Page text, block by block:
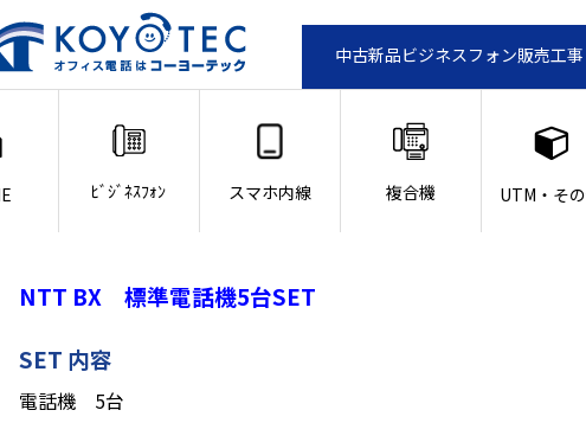
中古新品ビジネスフォン販売工
ﾋﾞｼﾞﾈｽﾌｫﾝ スマホ内線 複合機 UTM・そ
NTT BX 標準電話機5台SET
SET 内容
電話機 5台